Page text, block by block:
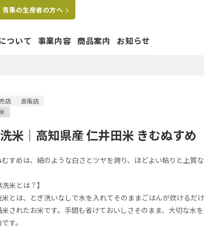
ついて 事業内容
ペットショップ運営事業
商品案内 お知らせ
果の生産者の方へ
店
直販店
米｜高知県産 仁井田米 きむぬすめ
むすめは、絹のような白さとツヤを誇り、ほどよい粘りと上質
洗米とは？】
米とは、とぎ洗いなしで水を入れてそのままごはんが炊けるだ
米されたお米です。手間も省けておいしさそのまま、大切な水
す。